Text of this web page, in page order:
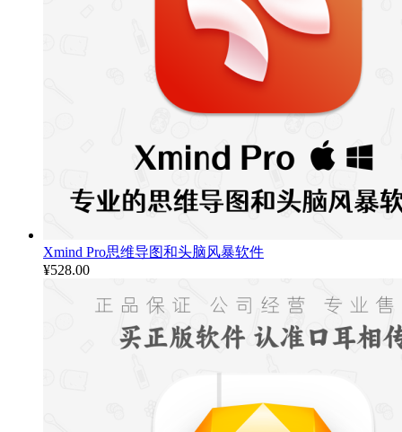
Xmind Pro思维导图和头脑风暴软件
¥528.00